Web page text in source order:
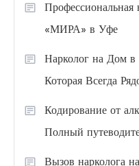
Профессиональная
«МИРА» в Уфе
Нарколог на Дом
Которая Всегда
Кодирование от
Полный
Вызов нарколога